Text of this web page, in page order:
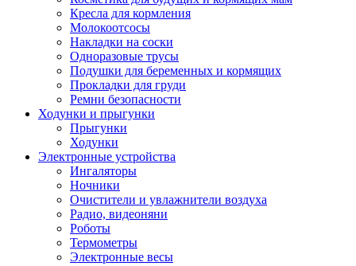
Кресла для кормления
Молокоотсосы
Накладки на соски
Одноразовые трусы
Подушки для беременных и кормящих
Прокладки для груди
Ремни безопасности
Ходунки и прыгунки
Прыгунки
Ходунки
Электронные устройства
Ингаляторы
Ночники
Очистители и увлажнители воздуха
Радио, видеоняни
Роботы
Термометры
Электронные весы